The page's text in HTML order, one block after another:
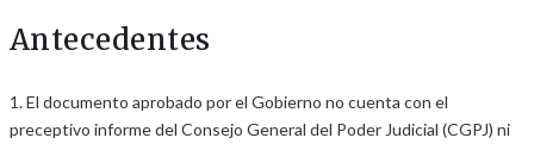
Antecedentes
1. El documento aprobado por el Gobierno no cuenta con el
preceptivo informe del Consejo General del Poder Judicial (CGPJ) ni